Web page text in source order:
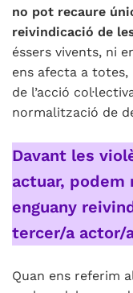
no pot recaure
reivindicació de
éssers vivents, ni
ens afecta a totes,
de l’acció
normalització de
Davant les
actuar, podem
enguany
tercer/a actor/
Quan ens referim